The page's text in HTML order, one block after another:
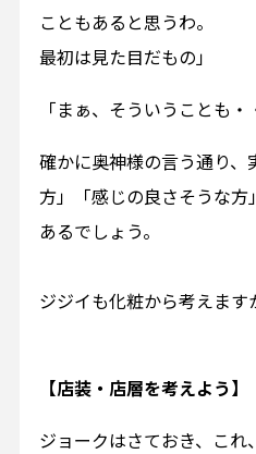
こともあると思うわ。
最初は見た目だもの」
「まぁ、そういうことも・
確かに奥神様の言う通り、
方」「感じの良さそうな
あるでしょう。
ジジイも化粧から考えます
【店装・店層を考えよう】
ジョークはさておき、こ